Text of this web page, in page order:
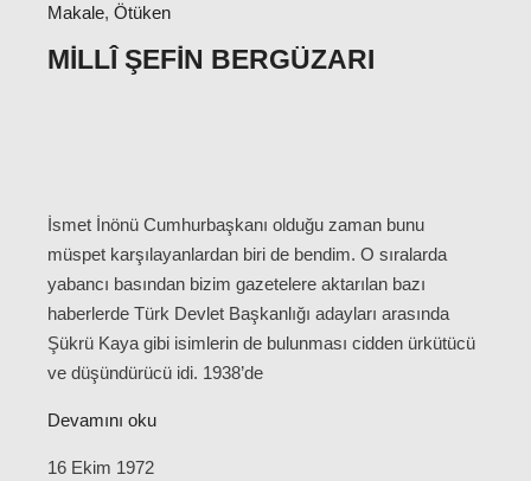
Makale, Ötüken
MILLÎ ŞEFIN BERGÜZARI
İsmet İnönü Cumhurbaşkanı olduğu zaman bunu
müspet karşılayanlardan biri de bendim. O sıralarda
yabancı basından bizim gazetelere aktarılan bazı
haberlerde Türk Devlet Başkanlığı adayları arasında
Şükrü Kaya gibi isimlerin de bulunması cidden ürkütücü
ve düşündürücü idi. 1938’de
Devamını oku
16 Ekim 1972